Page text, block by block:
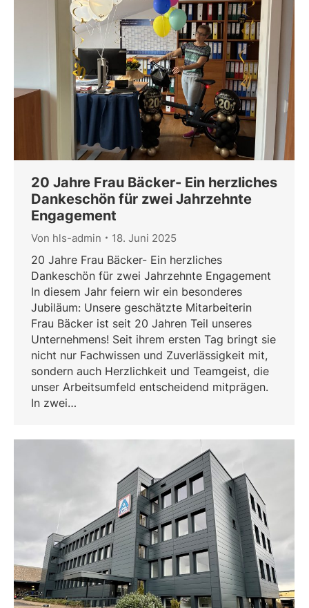
20 Jahre Frau Bäcker- Ein herzliches
Dankeschön für zwei Jahrzehnte
Engagement
Von hls-admin 18. Juni 2025
20 Jahre Frau Bäcker- Ein herzliches
Dankeschön für zwei Jahrzehnte Engagement
In diesem Jahr feiern wir ein besonderes
Jubiläum: Unsere geschätzte Mitarbeiterin
Frau Bäcker ist seit 20 Jahren Teil unseres
Unternehmens! Seit ihrem ersten Tag bringt sie
nicht nur Fachwissen und Zuverlässigkeit mit,
sondern auch Herzlichkeit und Teamgeist, die
unser Arbeitsumfeld entscheidend mitprägen.
In zwei…